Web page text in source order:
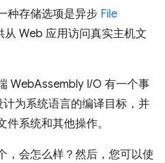
种存储选项是异步 File
从 Web 应用访问真实主机文
WebAssembly I/O 有一个事
计为系统语言的编译目标，并
系统和其他操作。
，会怎么样？然后，您可以使